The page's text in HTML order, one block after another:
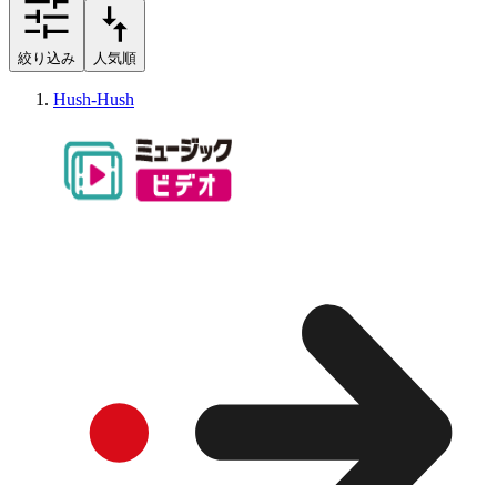
絞り込み 人気順
Hush-Hush